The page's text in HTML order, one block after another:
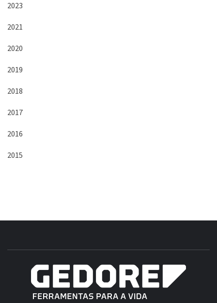
2023
2021
2020
2019
2018
2017
2016
2015